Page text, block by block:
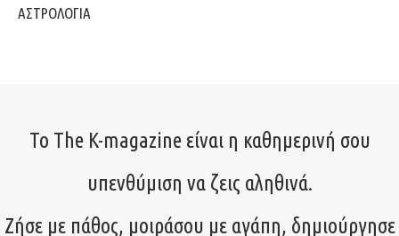
ΑΣΤΡΟΛΟΓΙΑ
Το The K-magazine είναι η καθημερινή σου
υπενθύμιση να ζεις αληθινά.
Ζήσε με πάθος, μοιράσου με αγάπη, δημιούργησε